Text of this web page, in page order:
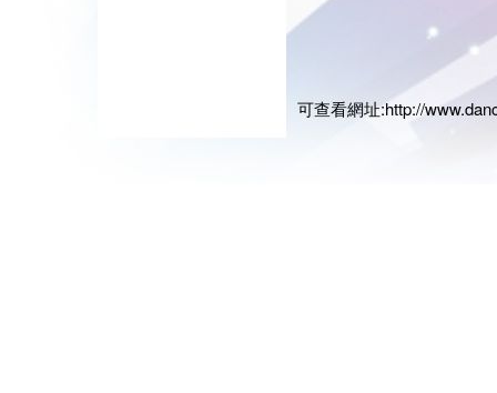
展藝
會長:
日期
可查看網址:http://